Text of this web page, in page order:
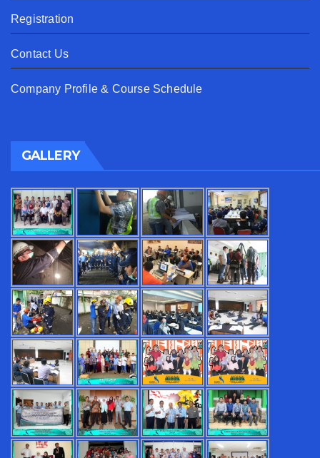
Registration
Contact Us
Company Profile & Course Schedule
GALLERY